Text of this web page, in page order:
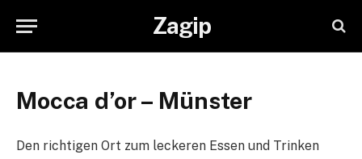
Zagip
Mocca d’or – Münster
Den richtigen Ort zum leckeren Essen und Trinken